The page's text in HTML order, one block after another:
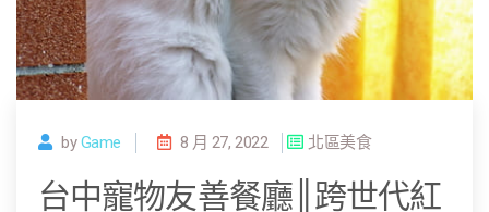
byGame 8 月 27, 2022 北區美食
台中寵物友善餐廳║跨世代紅